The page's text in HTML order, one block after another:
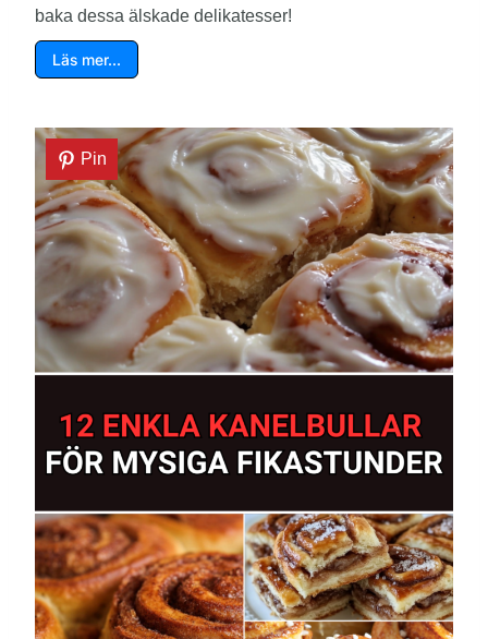
baka dessa älskade delikatesser!
Läs mer…
Pin